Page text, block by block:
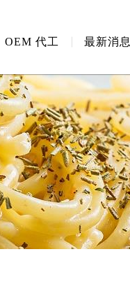
OEM 代工 最新消息